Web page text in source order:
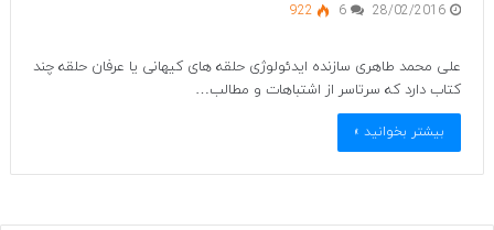
28/02/2016
6
922
علی محمد طاهری سازنده ایدئولوژی حلقه های کیهانی یا عرفان حلقه چند
کتاب دارد که سرتاسر از اشتباهات و مطالب…
بیشتر بخوانید »